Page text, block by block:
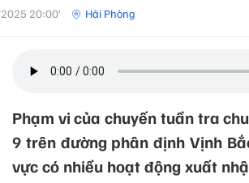
20:00’ Hải Phòng
Phạm vi của chuyến tuần tra
9 trên đường phân định Vịnh
vực có nhiều hoạt động xuất